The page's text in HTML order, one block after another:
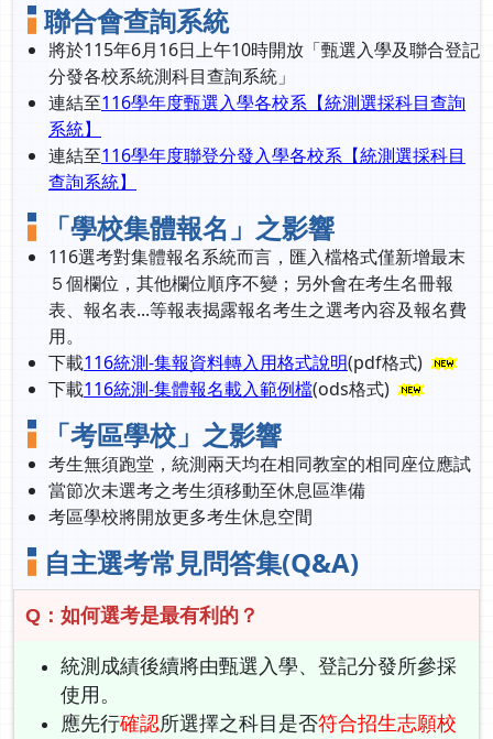
聯合會查詢系統
將於115年6月16日上午10時開放「甄選入學及聯合登記
分發各校系統測科目查詢系統」
連結至116學年度甄選入學各校系【統測選採科目查詢
系統】
連結至116學年度聯登分發入學各校系【統測選採科目
查詢系統】
「學校集體報名」之影響
116選考對集體報名系統而言，匯入檔格式僅新增最末
５個欄位，其他欄位順序不變；另外會在考生名冊報
表、報名表...等報表揭露報名考生之選考內容及報名費
用。
下載116統測-集報資料轉入用格式說明(pdf格式)
下載116統測-集體報名載入範例檔(ods格式)
「考區學校」之影響
考生無須跑堂，統測兩天均在相同教室的相同座位應試
當節次未選考之考生須移動至休息區準備
考區學校將開放更多考生休息空間
自主選考常見問答集(Q&A)
Q：如何選考是最有利的？
統測成績後續將由甄選入學、登記分發所參採
使用。
應先行確認所選擇之科目是否符合招生志願校